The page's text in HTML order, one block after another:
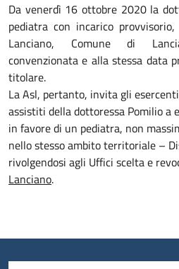
Da venerdì 16 ottobre 2020 la
pediatra con incarico
Lanciano, Comune di
convenzionata e alla stessa data
titolare.
La Asl, pertanto, invita gli
assistiti della dottoressa Pomilio a
in favore di un pediatra, non
nello stesso ambito territoriale –
rivolgendosi agli Uffici scelta e
Lanciano.